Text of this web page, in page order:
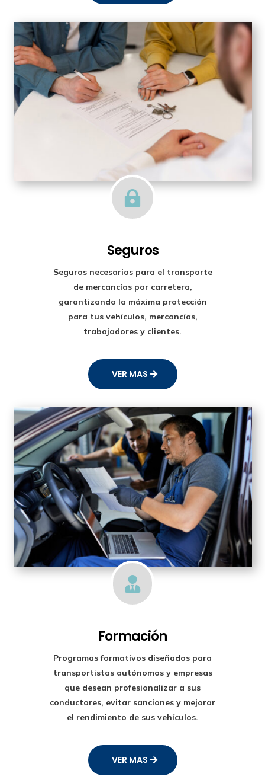

Seguros
Seguros necesarios para el transporte
de mercancías por carretera,
garantizando la máxima protección
para tus vehículos, mercancías,
trabajadores y clientes.
VER MAS

Formación
Programas formativos diseñados para
transportistas autónomos y empresas
que desean profesionalizar a sus
conductores, evitar sanciones y mejorar
el rendimiento de sus vehículos.
VER MAS